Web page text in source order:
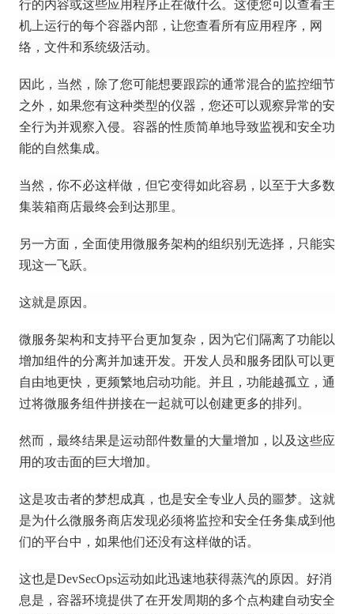
行的内容或这些应用程序正在做什么。 这使您可以查看主
机上运行的每个容器内部，让您查看所有应用程序，网
络，文件和系统级活动。
因此，当然，除了您可能想要跟踪的通常混合的监控细节
之外，如果您有这种类型的仪器，您还可以观察异常的安
全行为并观察入侵。 容器的性质简单地导致监视和安全功
能的自然集成。
当然，你不必这样做，但它变得如此容易，以至于大多数
集装箱商店最终会到达那里。
另一方面，全面使用微服务架构的组织别无选择，只能实
现这一飞跃。
这就是原因。
微服务架构和支持平台更加复杂，因为它们隔离了功能以
增加组件的分离并加速开发。 开发人员和服务团队可以更
自由地更快，更频繁地启动功能。 并且，功能越孤立，通
过将微服务组件拼接在一起就可以创建更多的排列。
然而，最终结果是运动部件数量的大量增加，以及这些应
用的攻击面的巨大增加。
这是攻击者的梦想成真，也是安全专业人员的噩梦。 这就
是为什么微服务商店发现必须将监控和安全任务集成到他
们的平台中，如果他们还没有这样做的话。
这也是DevSecOps运动如此迅速地获得蒸汽的原因。 好消
息是，容器环境提供了在开发周期的多个点构建自动安全